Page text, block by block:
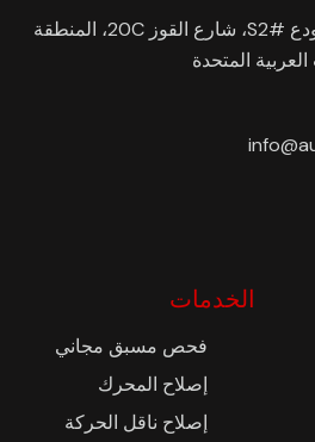
أوتو إكسبرت ورش، مستودع #S2، شارع القوز 20C، المنطقة
الخدمات
فحص مسبق مجاني
إصلاح المحرك
إصلاح ناقل الحركة